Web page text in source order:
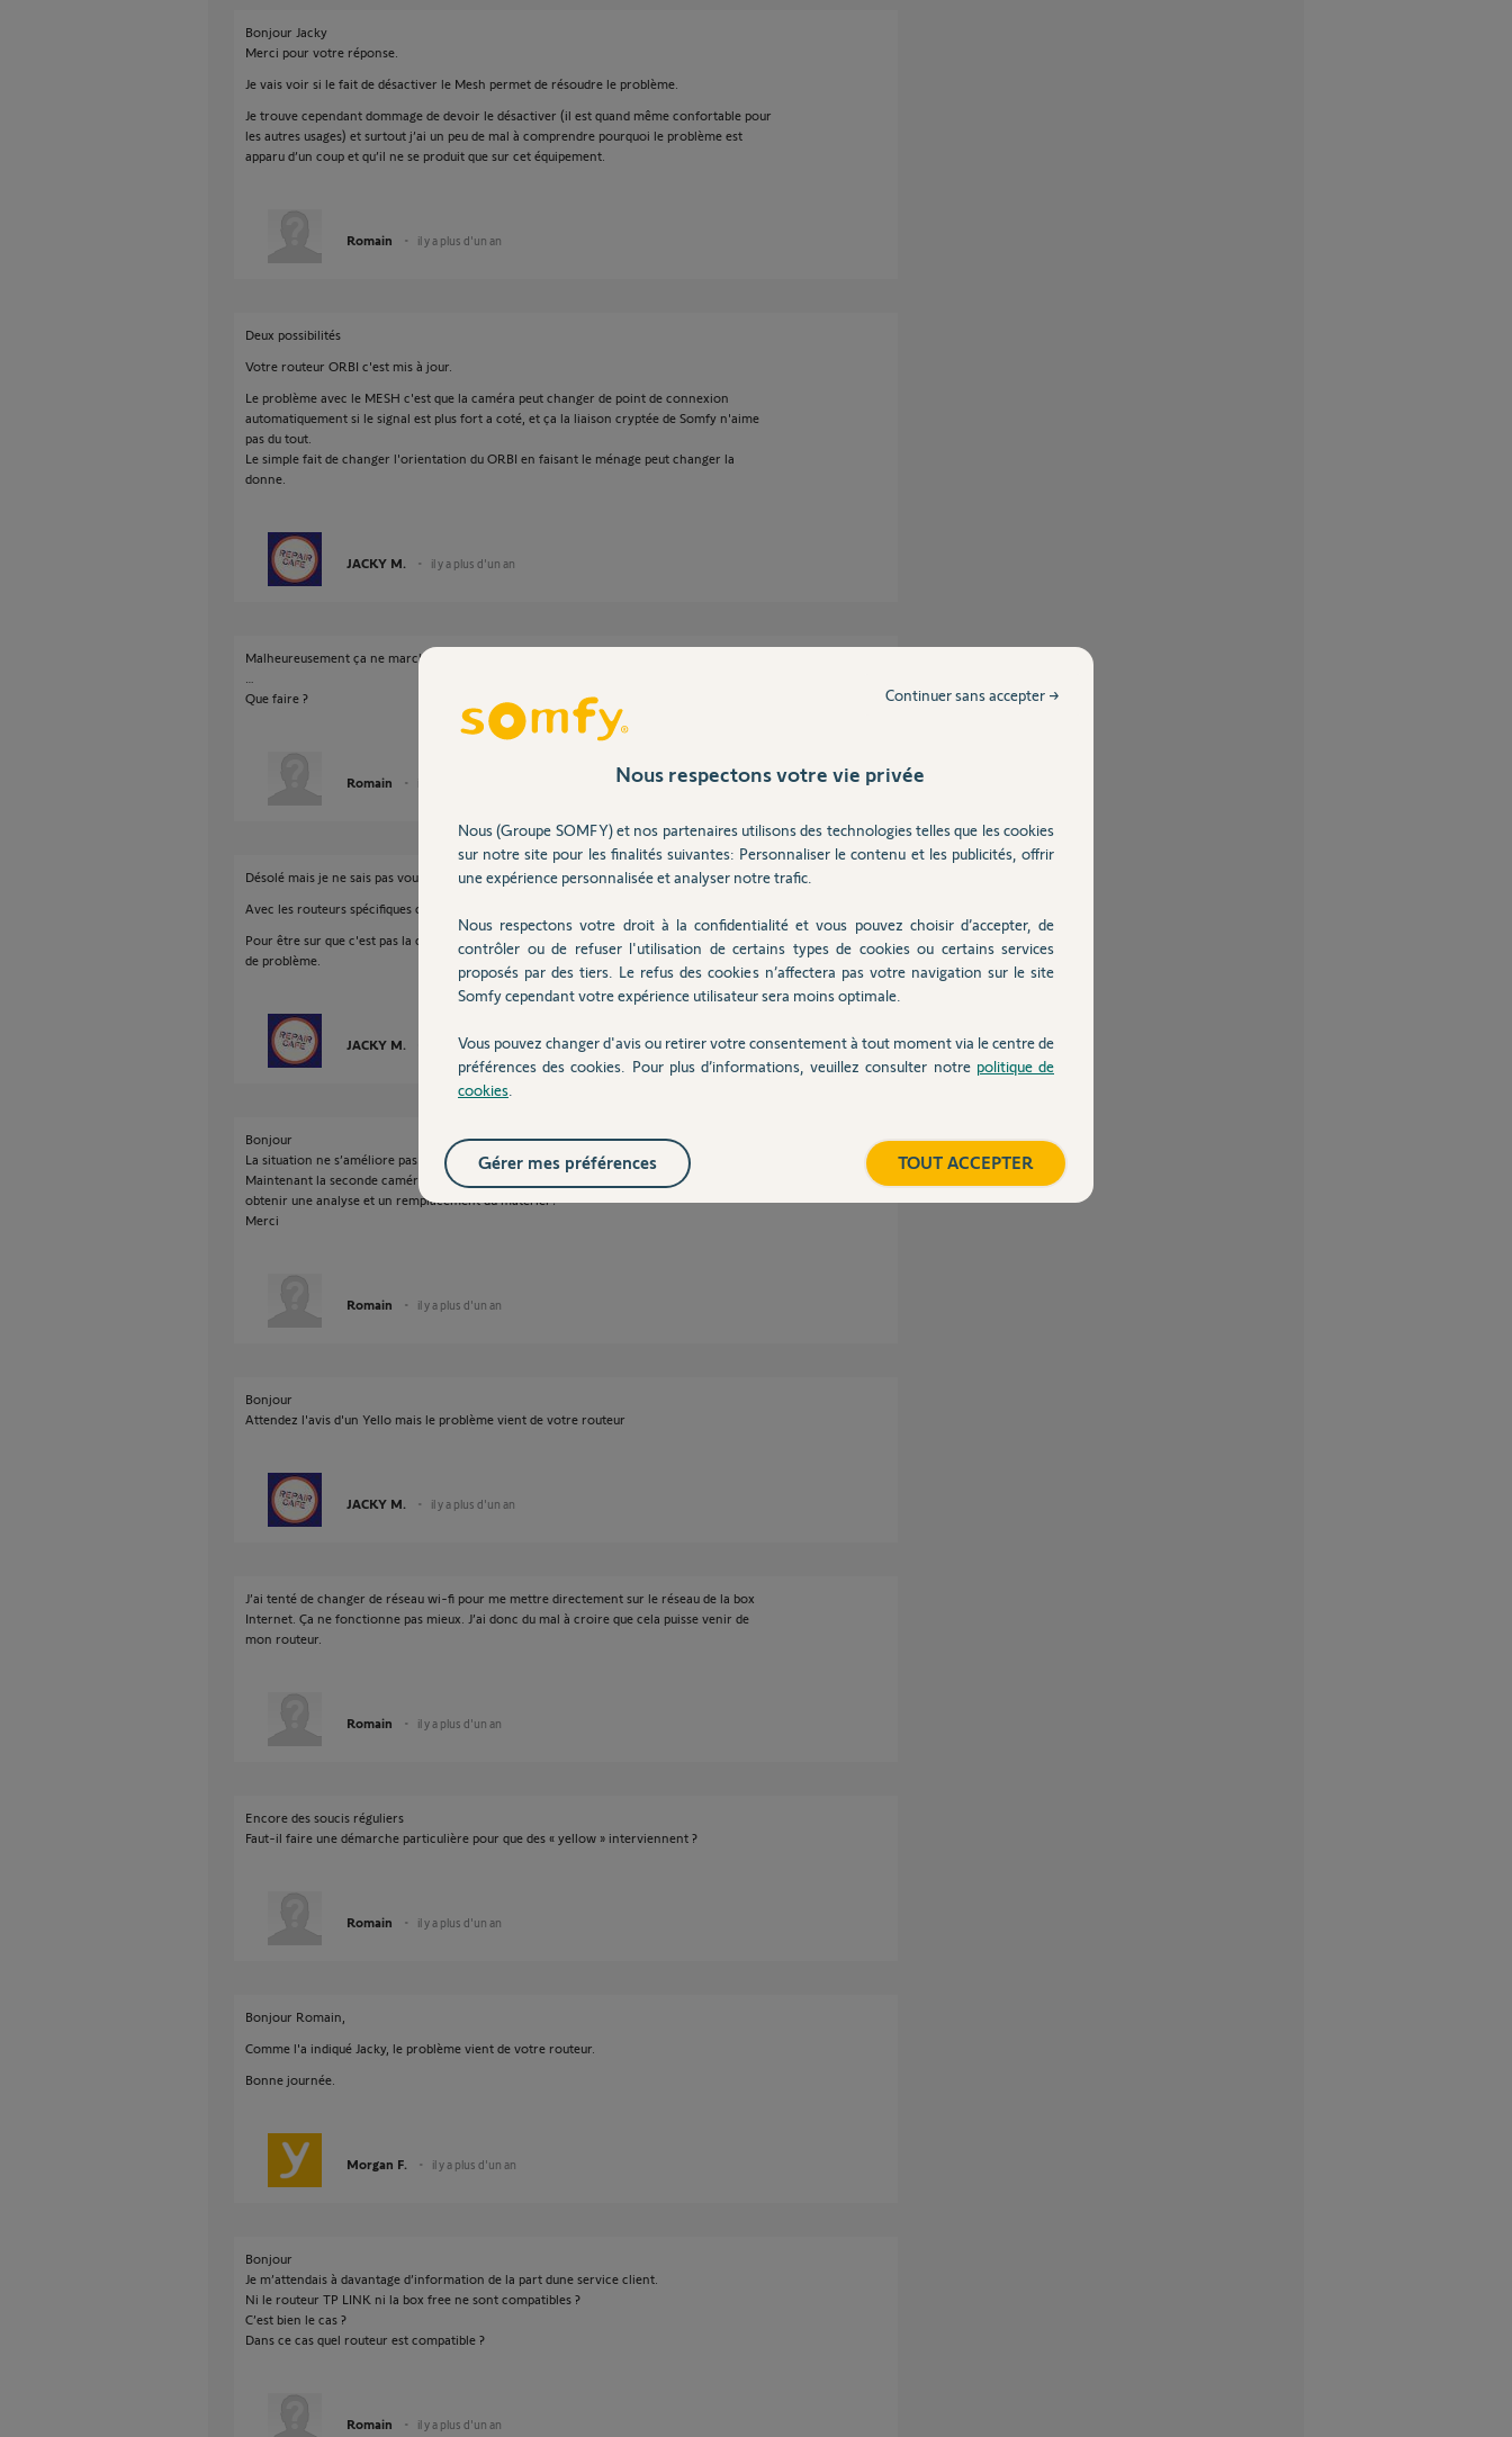
Bonjour Jacky
Merci pour votre réponse.
Je vais voir si le fait de désactiver le Mesh permet de résoudre le problème.
Je trouve cependant dommage de devoir le désactiver (il est quand même confortable pour
les autres usages) et surtout j’ai un peu de mal à comprendre pourquoi le problème est
apparu d’un coup et qu’il ne se produit que sur cet équipement.
Romain il y a plus d'un an
Deux possibilités
Votre routeur ORBI c'est mis à jour.
Le problème avec le MESH c'est que la caméra peut changer de point de connexion
automatiquement si le signal est plus fort a coté, et ça la liaison cryptée de Somfy n'aime
pas du tout.
Le simple fait de changer l'orientation du ORBI en faisant le ménage peut changer la
donne.
JACKY M. il y a plus d'un an
Malheureusement ça ne marche pas mieux. La camera vient à nouveau de perdre le réseau
Que faire ?
Romain
Désolé mais je ne sais pas vous aidé plus.
Avec les routeurs spécifiques c'est toujours la galère.
Pour être sur que c'est pas la caméra, connectez là sur l'autre routeur sur lequel il n'y a pas
de problème.
JACKY M. il y a plus d'un an
Bonjour
La situation ne s’améliore pas.
Maintenant la seconde caméra pose problème. Comment ouvrir un dossier SAV pour
obtenir une analyse et un remplacement du matériel ?
Merci
Romain il y a plus d'un an
Bonjour
Attendez l'avis d'un Yello mais le problème vient de votre routeur
JACKY M. il y a plus d'un an
J’ai tenté de changer de réseau wi-fi pour me mettre directement sur le réseau de la box
Internet. Ça ne fonctionne pas mieux. J’ai donc du mal à croire que cela puisse venir de
mon routeur.
Romain il y a plus d'un an
Encore des soucis réguliers
Faut-il faire une démarche particulière pour que des « yellow » interviennent ?
Romain il y a plus d'un an
Bonjour Romain,
Comme l'a indiqué Jacky, le problème vient de votre routeur.
Bonne journée.
Morgan F. il y a plus d'un an
Bonjour
Je m’attendais à davantage d’information de la part dune service client.
Ni le routeur TP LINK ni la box free ne sont compatibles ?
C’est bien le cas ?
Dans ce cas quel routeur est compatible ?
Romain il y a plus d'un an
Nous respectons votre vie privée
Nous (Groupe SOMFY) et nos partenaires utilisons des technologies telles que les cookies
sur notre site pour les finalités suivantes: Personnaliser le contenu et les publicités, offrir
une expérience personnalisée et analyser notre trafic.
Nous respectons votre droit à la confidentialité et vous pouvez choisir d’accepter, de
contrôler ou de refuser l'utilisation de certains types de cookies ou certains services
proposés par des tiers. Le refus des cookies n’affectera pas votre navigation sur le site
Somfy cependant votre expérience utilisateur sera moins optimale.
Vous pouvez changer d'avis ou retirer votre consentement à tout moment via le centre de
préférences des cookies. Pour plus d’informations, veuillez consulter notre politique de
cookies
Continuer sans accepter →
TOUT ACCEPTER
Gérer mes préférences